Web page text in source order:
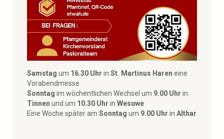
Samstag um 16.30 Uhr in St. Martinus Haren eine
Vorabendmesse
Sonntag im wöchentlichen Wechsel um 9.00 Uhr in
Tinnen und um 10.30 Uhr in Wesuwe
Eine Woche später am Sonntag um 9.00 Uhr in Althar